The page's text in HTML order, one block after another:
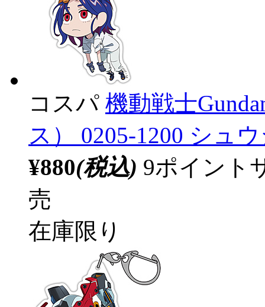
コスパ 機動戦士
ス） 0205-1200 シュ
¥880(税込) 9ポイント
売
在庫限り